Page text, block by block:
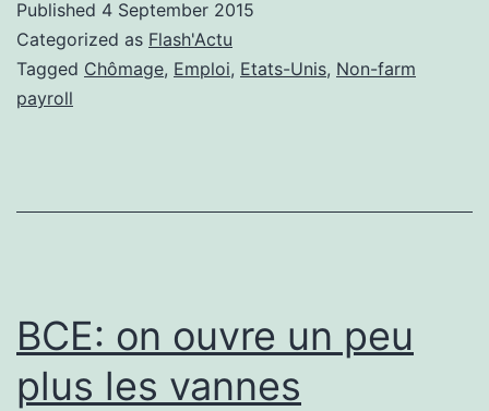
pour
l’emploi
Published 4 September 2015
Categorized as Flash'Actu
Tagged Chômage, Emploi, Etats-Unis, Non-farm
payroll
BCE: on ouvre un peu
plus les vannes